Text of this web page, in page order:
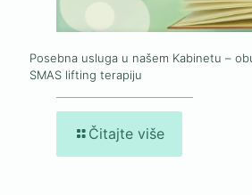
Posebna usluga u našem Kabinetu –
SMAS lifting terapiju
Čitajte više